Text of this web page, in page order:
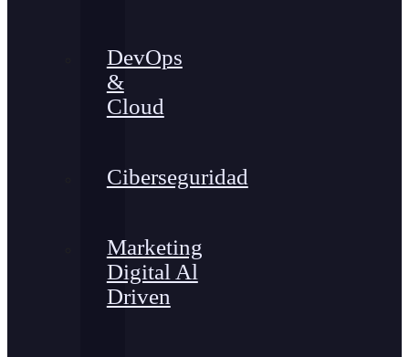
DevOps
&
Cloud
Ciberseguridad
Marketing
Digital Al
Driven